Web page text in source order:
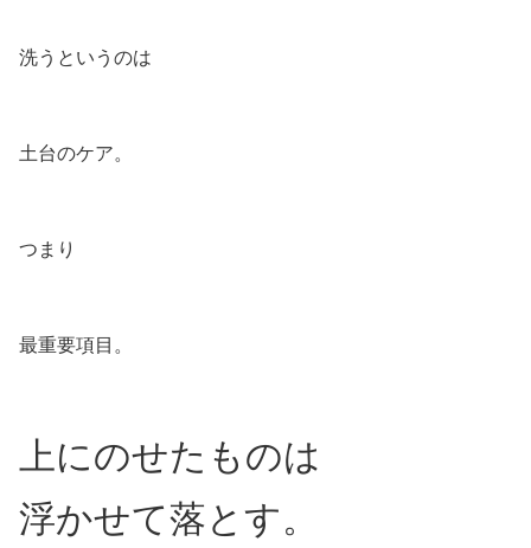
洗うというのは
土台のケア。
つまり
最重要項目。
上にのせたものは
浮かせて落とす。